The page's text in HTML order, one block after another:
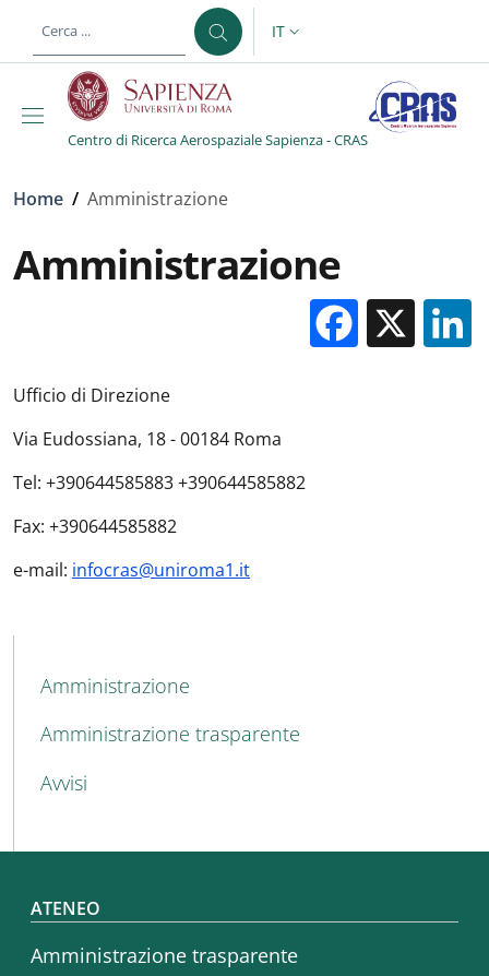
al contenuto principale
SELETTORE LINGUA:
IT
Centro di Ricerca Aerospaziale Sapienza - CRAS
Briciole di pane
Home / Amministrazione
Amministrazione
X
Ufficio di Direzione
Via Eudossiana, 18 - 00184 Roma
Tel: +390644585883 +390644585882
Fax: +390644585882
e-mail: infocras@uniroma1.it
MAIN NAVIGATION
Amministrazione
Amministrazione trasparente
Avvisi
Footer menu
ATENEO
Amministrazione trasparente